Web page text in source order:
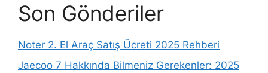
Son Gönderiler
Noter 2. El Araç Satış Ücreti 2025 Rehberi
Jaecoo 7 Hakkında Bilmeniz Gerekenler: 2025